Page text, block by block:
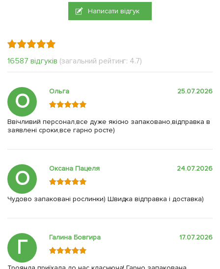
Написати відгук
16587 відгуків (загальний рейтинг: 4.7)
О Ольга 25.07.2026
Ввічливий персонал,все дуже якісно запаковано,відправка в
заявлені сроки,все гарно росте)
О Оксана Пацеля 24.07.2026
Чудово запаковані рослинки) Швидка відправка і доставка)
Г Галина Бовгира 17.07.2026